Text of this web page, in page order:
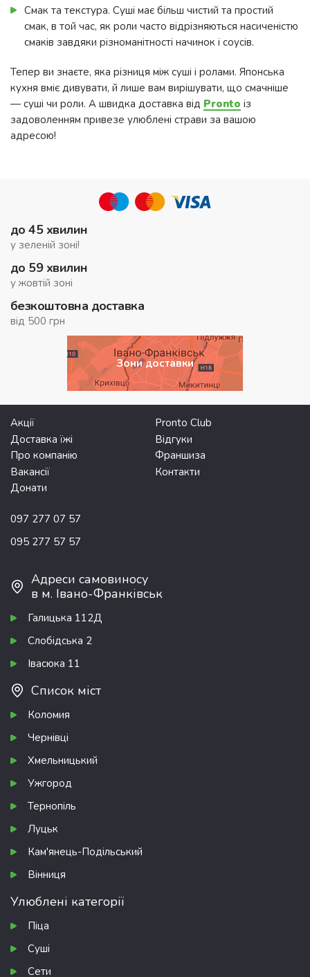
Смак та текстура. Суші має більш чистий та простий
смак, в той час, як роли часто відрізняються насиченістю
смаків завдяки різноманітності начинок і соусів.
Тепер ви знаєте, яка різниця між суші і ролами. Японська
кухня вміє дивувати, й лише вам вирішувати, що смачніше
— суші чи роли. А швидка доставка від Pronto із
задоволенням привезе улюблені страви за вашою
адресою!
до 45 хвилин
у зеленій зоні!
до 59 хвилин
у жовтій зоні
безкоштовна доставка
від 500 грн
Зони доставки
Акції
Pronto Club
Доставка їжі
Відгуки
Про компанію
Франшиза
Вакансії
Контакти
Донати
097 277 07 57
095 277 57 57
Адреси самовиносу
в м. Івано-Франківськ
Галицька 112Д
Слобідська 2
Івасюка 11
Список міст
Коломия
Чернівці
Хмельницький
Ужгород
Тернопіль
Луцьк
Кам'янець-Подільський
Вінниця
Улюблені категорії
Піца
Суші
Сети